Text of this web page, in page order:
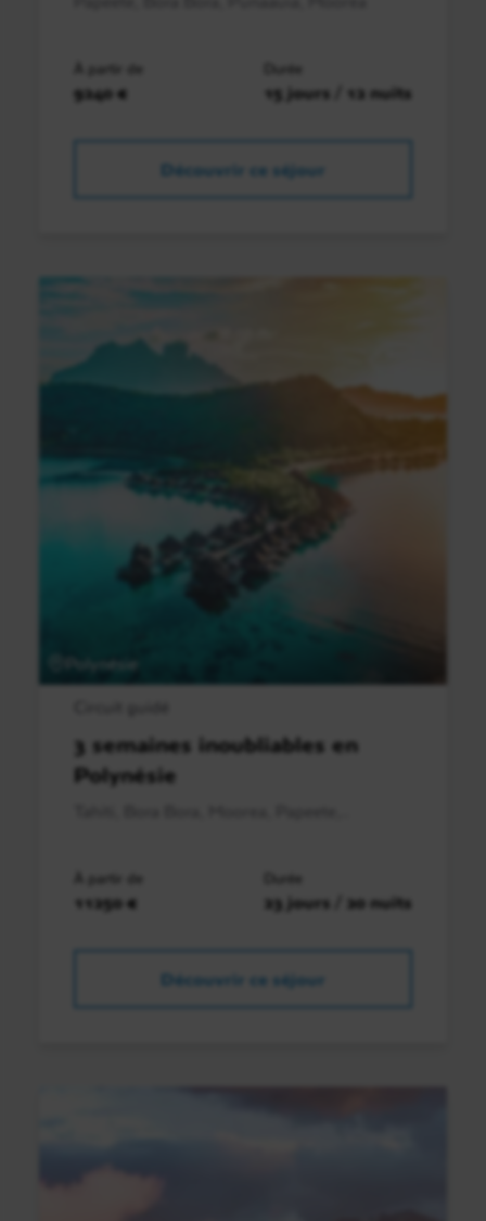
À partir de
9240 €
Durée
15 jours / 12 nuits
Découvrir ce séjour
Polynésie
3 semaines inoubliables en
Polynésie
À partir de
11250 €
Durée
23 jours / 20 nuits
Découvrir ce séjour